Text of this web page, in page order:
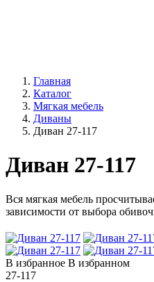
Главная
Каталог
Мягкая мебель
Диваны
Диван 27-117
Диван 27-117
Вся мягкая мебель
зависимости от выбора
В избранное В избранном
27-117